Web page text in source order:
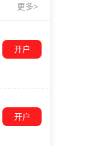
更多>
开户
开户